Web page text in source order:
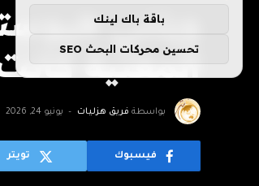
ويتني
المغنية
بواسطة فريق هزليات يونيو 24, 2026
فيسبوك تويتر
باقة باك لينك
تحسين محركات البحث SEO